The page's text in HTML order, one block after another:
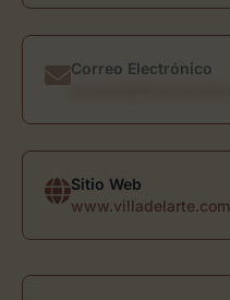
Correo Electrónico
Sitio Web
www.villadelarte.com